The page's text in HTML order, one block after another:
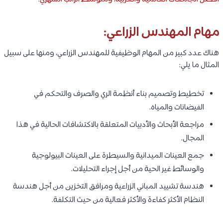
مهام المهندس الزراعي:
هناك عدد كبير من المهام الوظيفية للمهندس الزراعي، ومنها على سبيل
المثال ما يلي:
تخطيط وتصميم بناء أنظمة الري والصرف والتحكم في
الفيضانات والمياه.
مراجعة الأبحاث والأدبيات المتعلقة بالاكتشافات الحالية في هذا
المجال.
جمع العينات الميدانية والسيطرة على العينات البيولوجية
والوسائط غير الحية من أجل إجراء التحليلات.
هندسة تشييد المباني الزراعية ومرافق التخزين من أجل هندسة
النظام الأكثر كفاءة والأكثر فعالية من حيث التكلفة.